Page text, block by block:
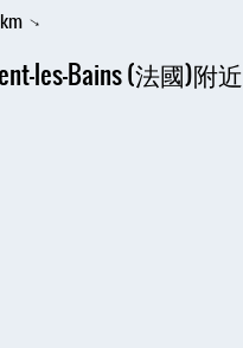
km ↑
les-Bains (法國)附近